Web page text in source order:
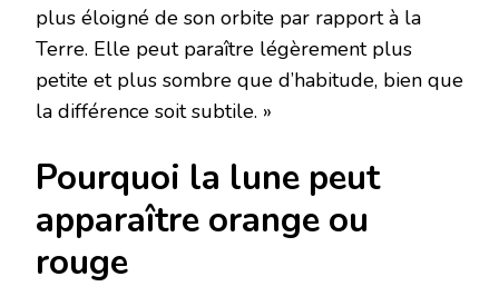
plus éloigné de son orbite par rapport à la
Terre. Elle peut paraître légèrement plus
petite et plus sombre que d’habitude, bien que
la différence soit subtile. »
Pourquoi la lune peut
apparaître orange ou
rouge